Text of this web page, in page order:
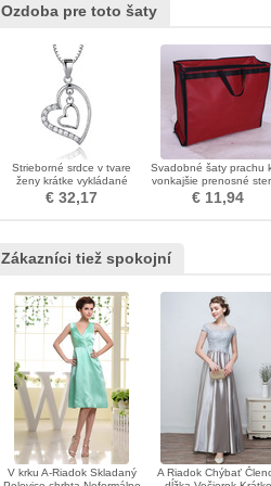
Ozdoba pre toto šaty
Strieborné srdce v tvare
ženy krátke vykládané
diamantový náhrdelník
€ 32,17
Svadobné šaty prachu
vonkajšie prenosné
balenie prach obliekať
€ 11,94
Zákazníci tiež spokojní
V krku A-Riadok Skladaný
A Riadok Chýbať